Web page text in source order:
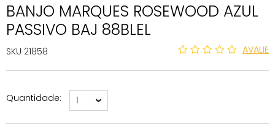
BANJO MARQUES ROSEWOOD AZUL
PASSIVO BAJ 88BLEL
SKU 21858 AVALIE
Quantidade 1